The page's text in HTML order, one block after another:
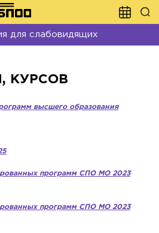
для слабовидящих
КУРСОВ
высшего образования
программ СПО МО 2023
программ СПО МО 2023